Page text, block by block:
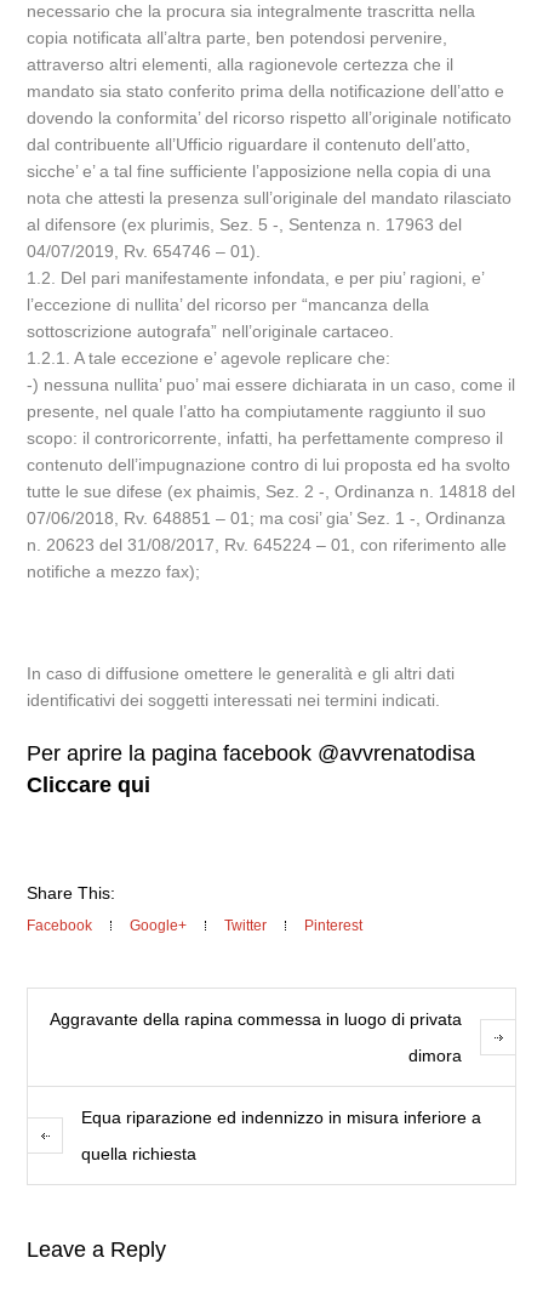
necessario che la procura sia integralmente trascritta nella
copia notificata all’altra parte, ben potendosi pervenire,
attraverso altri elementi, alla ragionevole certezza che il
mandato sia stato conferito prima della notificazione dell’atto e
dovendo la conformita’ del ricorso rispetto all’originale notificato
dal contribuente all’Ufficio riguardare il contenuto dell’atto,
sicche’ e’ a tal fine sufficiente l’apposizione nella copia di una
nota che attesti la presenza sull’originale del mandato rilasciato
al difensore (ex plurimis, Sez. 5 -, Sentenza n. 17963 del
04/07/2019, Rv. 654746 – 01).
1.2. Del pari manifestamente infondata, e per piu’ ragioni, e’
l’eccezione di nullita’ del ricorso per “mancanza della
sottoscrizione autografa” nell’originale cartaceo.
1.2.1. A tale eccezione e’ agevole replicare che:
-) nessuna nullita’ puo’ mai essere dichiarata in un caso, come il
presente, nel quale l’atto ha compiutamente raggiunto il suo
scopo: il controricorrente, infatti, ha perfettamente compreso il
contenuto dell’impugnazione contro di lui proposta ed ha svolto
tutte le sue difese (ex phaimis, Sez. 2 -, Ordinanza n. 14818 del
07/06/2018, Rv. 648851 – 01; ma cosi’ gia’ Sez. 1 -, Ordinanza
n. 20623 del 31/08/2017, Rv. 645224 – 01, con riferimento alle
notifiche a mezzo fax);
In caso di diffusione omettere le generalità e gli altri dati
identificativi dei soggetti interessati nei termini indicati.
Per aprire la pagina facebook @avvrenatodisa
Cliccare qui
Share This:
Facebook Google+ Twitter Pinterest
Aggravante della rapina commessa in luogo di privata
dimora
Equa riparazione ed indennizzo in misura inferiore a
quella richiesta
Leave a Reply